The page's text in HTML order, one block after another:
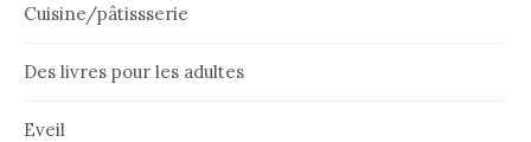
Cuisine/pâtissserie
Des livres pour les adultes
Eveil